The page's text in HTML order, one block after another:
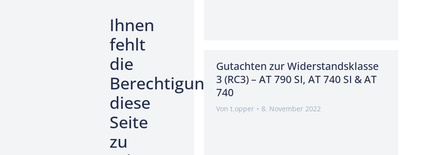
Ihnen
fehlt
die
Berechtigung
diese
Seite
zu
Gutachten zur Widerstandsklasse
3 (RC3) – AT 790 SI, AT 740 SI & AT
740
Von t.opper 8. November 2022